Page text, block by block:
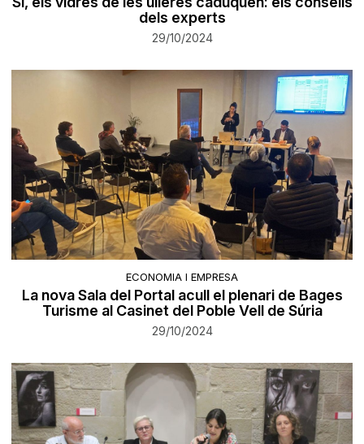
dels experts
29/10/2024
ECONOMIA I EMPRESA
La nova Sala del Portal acull el plenari de Bages
Turisme al Casinet del Poble Vell de Súria
29/10/2024